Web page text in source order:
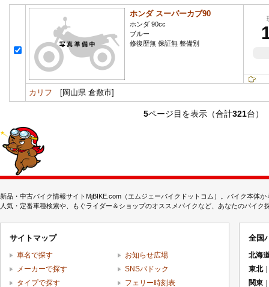
ホンダ スーパーカブ90
ホンダ 90cc
ブルー
修復歴無 保証無 整備別
カリフ [岡山県 倉敷市]
5ページ目を表示（合計321台
新品・中古バイク情報サイトMjBIKE.com（エムジェーバイクドットコム）。バイク本体
人気・定番車種検索や、もぐライダー＆ショップのオススメバイクなど、あなたのバイ
サイトマップ
車名で探す
メーカーで探す
タイプで探す
お知らせ広場
SNSパドック
フェリー時刻表
全国
北海
東北
関東